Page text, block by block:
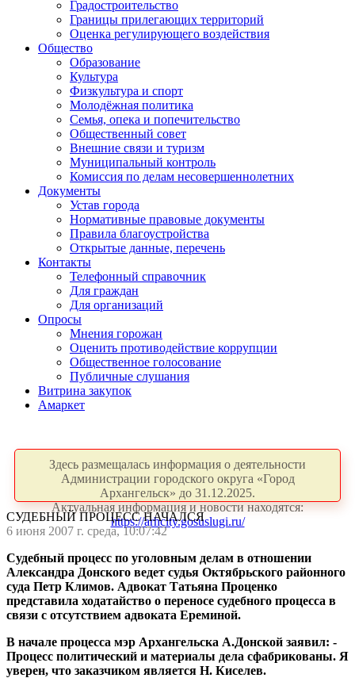
Градостроительство
Границы прилегающих территорий
Оценка регулирующего воздействия
Общество
Образование
Культура
Физкультура и спорт
Молодёжная политика
Семья, опека и попечительство
Общественный совет
Внешние связи и туризм
Муниципальный контроль
Комиссия по делам несовершеннолетних
Документы
Устав города
Нормативные правовые документы
Правила благоустройства
Открытые данные, перечень
Контакты
Телефонный справочник
Для граждан
Для организаций
Опросы
Мнения горожан
Оценить противодействие коррупции
Общественное голосование
Публичные слушания
Витрина закупок
Амаркет
Здесь размещалась информация о деятельности
Администрации городского округа «Город
Архангельск» до 31.12.2025.
Актуальная информация и новости находятся:
https://arhcity.gosuslugi.ru/
СУДЕБНЫЙ ПРОЦЕСС НАЧАЛСЯ
6 июня 2007 г. среда, 10:07:42
Судебный процесс по уголовным делам в отношении
Александра Донского ведет судья Октябрьского районного
суда Петр Климов. Адвокат Татьяна Проценко
представила ходатайство о переносе судебного процесса в
связи с отсутствием адвоката Ереминой.
В начале процесса мэр Архангельска А.Донской заявил: -
Процесс политический и материалы дела сфабрикованы. Я
уверен, что заказчиком является Н. Киселев.